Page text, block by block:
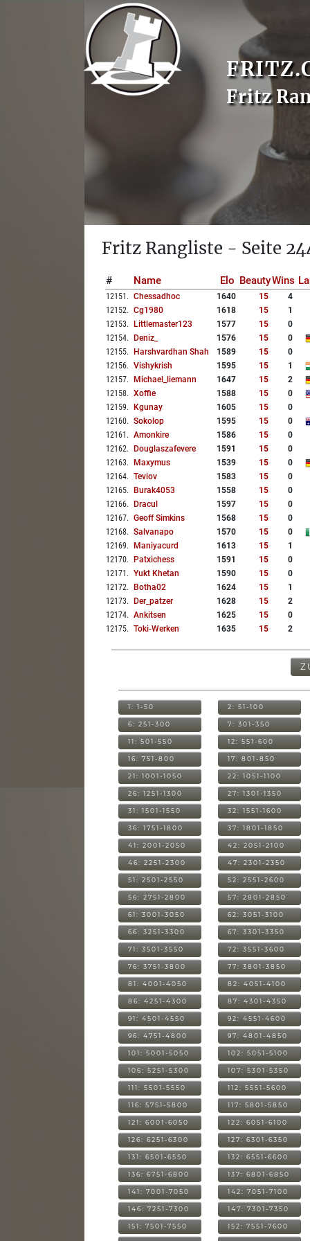
Fritz
Fritz Rangliste - Seite
# Name Elo BeautyWins
12151 . Chessadhoc 1640 15
4
12152. Cg1980 1618 15
1
12153. Littlemaster123 1577 15
0
12154. Deniz_ 1576 15
0
12155. Harshvardhan Shah 1589 15
0
12156. Vishykrish 1595 15
1
12157. Michael_liemann 1647 15
2
12158. Xoffie 1588 15
0
12159. Kgunay 1605 15
0
12160. Sokolop 1595 15
0
12161 . Amonkire 1586 15
0
12162. Douglaszafevere 1591 15
0
12163. Maxymus 1539 15
0
12164. Teviov 1583 15
0
12165. Burak4053 1558 15
0
12166. Dracul 1597 15
0
12167. Geoff Simkins 1568 15
0
12168. Salvanapo 1570 15
0
12169. Maniyacurd 1613 15
1
12170. Patxichess 1591 15
0
12171 . Yukt Khetan 1590 15
0
12172. Botha02 1624 15
1
12173. Der_patzer 1628 15
2
12174. Ankitsen 1625 15
0
12175. Toki-Werken 1635 15 2
1: 1-50 2: 51-100
6: 251-300 7: 301-350
11: 501-550 12: 551-600
16: 751-800 17: 801-850
21: 1001-1050 22: 1051-1100
26: 1251-1300 27: 1301-1350
31: 1501-1550 32: 1551-1600
36: 1751-1800 37: 1801-1850
41: 2001-2050 42: 2051-2100
46: 2251-2300 47: 2301-2350
51: 2501-2550 52: 2551-2600
56: 2751-2800 57: 2801-2850
61: 3001-3050 62: 3051-3100
66: 3251-3300 67: 3301-3350
71: 3501-3550 72: 3551-3600
76: 3751-3800 77: 3801-3850
81: 4001-4050 82: 4051-4100
86: 4251-4300 87: 4301-4350
91: 4501-4550 92: 4551-4600
96: 4751-4800 97: 4801-4850
101: 5001-5050 102: 5051-5100
106: 5251-5300 107: 5301-5350
111: 5501-5550 112: 5551-5600
116: 5751-5800 117: 5801-5850
121: 6001-6050 122: 6051-6100
126: 6251-6300 127: 6301-6350
131: 6501-6550 132: 6551-6600
136: 6751-6800 137: 6801-6850
141: 7001-7050 142: 7051-7100
146: 7251-7300 147: 7301-7350
151: 7501-7550 152: 7551-7600